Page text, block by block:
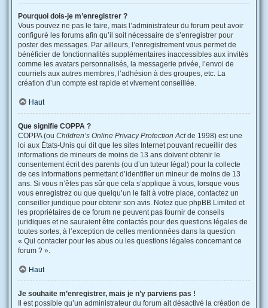
Pourquoi dois-je m’enregistrer ?
Vous pouvez ne pas le faire, mais l’administrateur du forum peut avoir
configuré les forums afin qu’il soit nécessaire de s’enregistrer pour
poster des messages. Par ailleurs, l’enregistrement vous permet de
bénéficier de fonctionnalités supplémentaires inaccessibles aux invités
comme les avatars personnalisés, la messagerie privée, l’envoi de
courriels aux autres membres, l’adhésion à des groupes, etc. La
création d’un compte est rapide et vivement conseillée.
Haut
Que signifie COPPA ?
COPPA (ou Children’s Online Privacy Protection Actde 1998) est une
loi aux États-Unis qui dit que les sites Internet pouvant recueillir des
informations de mineurs de moins de 13 ans doivent obtenir le
consentement écrit des parents (ou d’un tuteur légal) pour la collecte
de ces informations permettant d’identifier un mineur de moins de 13
ans. Si vous n’êtes pas sûr que cela s’applique à vous, lorsque vous
vous enregistrez ou que quelqu’un le fait à votre place, contactez un
conseiller juridique pour obtenir son avis. Notez que phpBB Limited et
les propriétaires de ce forum ne peuvent pas fournir de conseils
juridiques et ne sauraient être contactés pour des questions légales de
toutes sortes, à l’exception de celles mentionnées dans la question
« Qui contacter pour les abus ou les questions légales concernant ce
forum ? ».
Haut
Je souhaite m’enregistrer, mais je n’y parviens pas !
Il est possible qu’un administrateur du forum ait désactivé la création de